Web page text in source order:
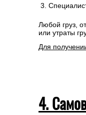
Любой груз,
или утраты
Для
4.